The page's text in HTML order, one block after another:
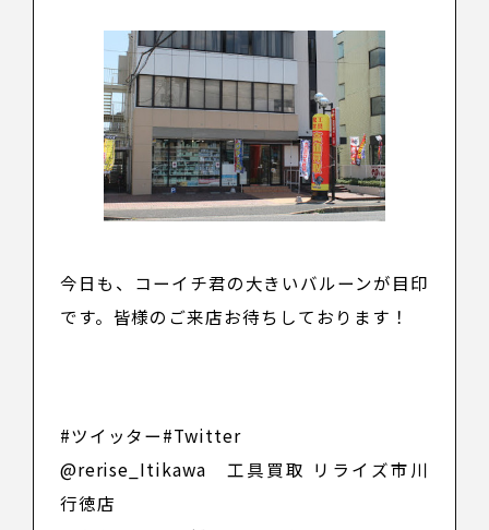
今日も、コーイチ君の大きいバルーンが目印
です。皆様のご来店お待ちしております！
#ツイッター#Twitter
@rerise_Itikawa 工具買取 リライズ市川
行徳店